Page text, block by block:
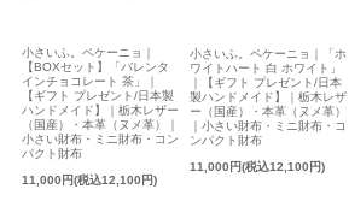
小さいふ。ペケーニョ｜
【BOXセット】「バレンタ
インチョコレート 茶」｜
【ギフト プレゼント/日本製
ハンドメイド】｜栃木レザー
（国産）・本革（ヌメ革）｜
小さい財布・ミニ財布・コン
パクト財布
11,000円(税込12,100円)
小さいふ。ペケーニョ｜「ホ
ワイトハート 白 ホワイト」
｜【ギフト プレゼント/日本
製ハンドメイド】｜栃木レザ
ー（国産）・本革（ヌメ革）
｜小さい財布・ミニ財布・コ
ンパクト財布
11,000円(税込12,100円)